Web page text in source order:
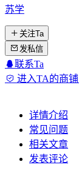
苏学
关注Ta
发私信
联系Ta
进入TA的商铺
详情介绍
常见问题
相关文章
发表评论